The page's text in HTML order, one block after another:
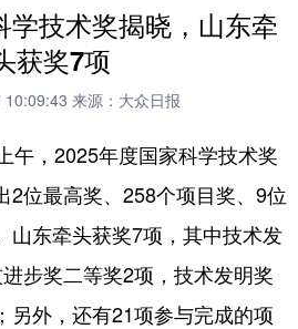
时政 人事
网评
全球连线
体育 文化
访谈 视频
信息化 乡村振兴
学技术奖揭晓，山东牵
获奖7项
来源：大众日报
，2025年度国家科学技术奖
2位最高奖、258个项目奖、9位
山东牵头获奖7项，其中技术发
步奖二等奖2项，技术发明奖
另外，还有21项参与完成的项